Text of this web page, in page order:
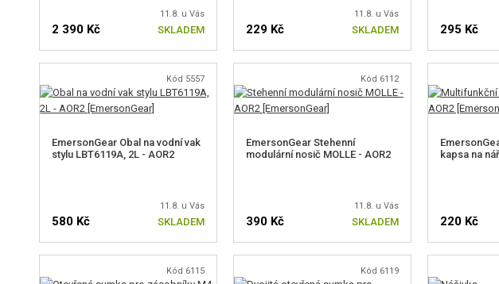
11.8. u Vás
2 390 Kč SKLADEM
ZVOLTE VELIKOST
11.8. u Vás
229 Kč SKLADEM 295 Kč
Kód 5557
EmersonGear Obal na vodní vak
stylu LBT6119A, 2L - AOR2
11.8. u Vás
580 Kč SKLADEM
Kód 6112
EmersonGear Stehenní
modulární nosič MOLLE - AOR2
11.8. u Vás
390 Kč SKLADEM
kapsa na
220 Kč
Kód 6115 Kód 6119